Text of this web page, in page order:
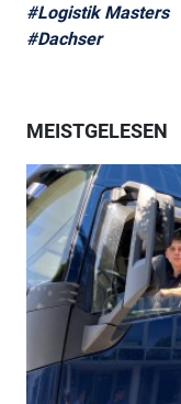
#Logistik Masters
#Dachser
MEISTGELESEN